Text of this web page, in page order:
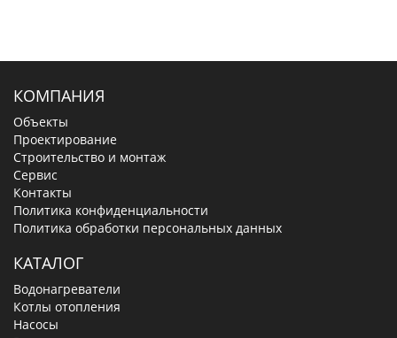
КОМПАНИЯ
Объекты
Проектирование
Строительство и монтаж
Сервис
Контакты
Политика конфиденциальности
Политика обработки персональных данных
КАТАЛОГ
Водонагреватели
Котлы отопления
Насосы